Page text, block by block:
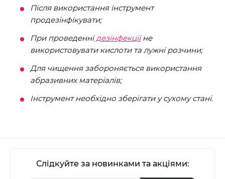
Після використання інструмент
продезінфікувати;
При проведеннідезінфекціїне
використовувати кислоти та лужні розчини;
Для чищення забороняється використання
абразивних матеріалів;
Інструмент необхідно зберігати у сухому стані.
Слідкуйте за новинками та акціями: